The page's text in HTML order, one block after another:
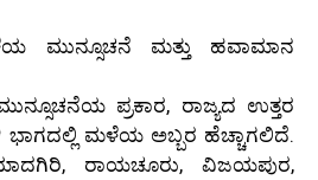
ಮುನ್ಸೂಚನೆ ಮತ್ತು ಹವಾಮಾನ
ಪ್ರಕಾರ, ರಾಜ್ಯದ ಉತ್ತರ
ಭಾಗದಲ್ಲಿ ಮಳೆಯ ಅಬ್ಬರ ಹೆಚ್ಚಾಗಲಿದೆ.
ರಾಯಚೂರು, ವಿಜಯಪುರ,